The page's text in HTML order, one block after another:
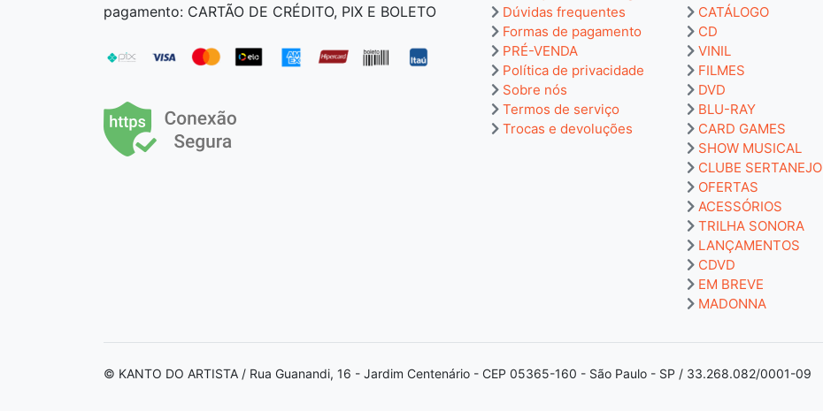
Dúvidas frequentes
Formas de pagamento
PRÉ-VENDA
Política de privacidade
Sobre nós
Termos de serviço
Trocas e devoluções
CATÁLOGO
CD
VINIL
FILMES
DVD
BLU-RAY
CARD GAMES
SHOW MUSICAL
CLUBE SERTANEJO
OFERTAS
ACESSÓRIOS
TRILHA SONORA
LANÇAMENTOS
CDVD
EM BREVE
MADONNA
pagamento: CARTÃO DE CRÉDITO, PIX E BOLETO
© KANTO DO ARTISTA / Rua Guanandi, 16 - Jardim Centenário - CEP 05365-160 - São Paulo - SP / 33.268.082/0001-09